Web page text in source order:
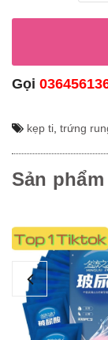
Gọi
kẹp ti trứng
Sản